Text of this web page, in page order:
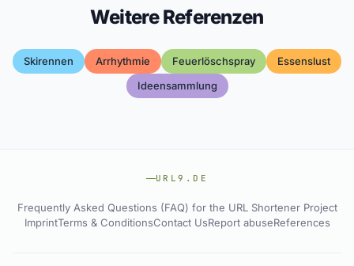
Weitere Referenzen
Skirennen Arrhythmie Feuerlöschspray
Essenslust
Ideensammlung
URL9.DE
Frequently Asked Questions (FAQ) for the URL Shortener Project
ImprintTerms & ConditionsContact UsReport abuseReferences